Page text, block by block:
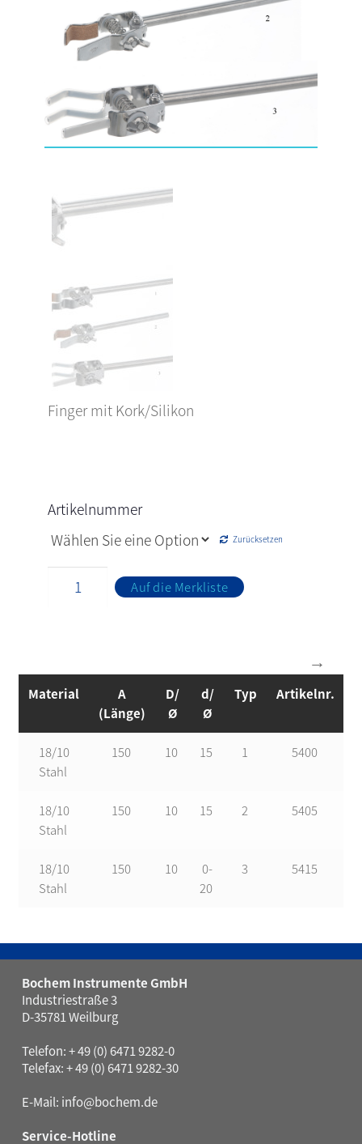
Finger mit Kork/Silikon
Artikelnummer
Zurücksetzen
Auf die Merkliste
Material
A
(Länge)
D/
Ø
d/
Ø
Typ Artikelnr.
18/10
Stahl
150 10 15 1 5400
18/10
Stahl
150 10 15 2 5405
18/10
Stahl
150 10
0-
20
3 5415
Bochem Instrumente GmbH
Industriestraße 3
D-35781 Weilburg
Telefon: + 49 (0) 6471 9282-0
Telefax: + 49 (0) 6471 9282-30
E-Mail: info@bochem.de
Service-Hotline